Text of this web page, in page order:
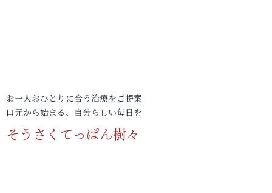
お一人おひとりに合う治療をご提案
口元から始まる、自分らしい毎日を
そうさくてっぱん樹々